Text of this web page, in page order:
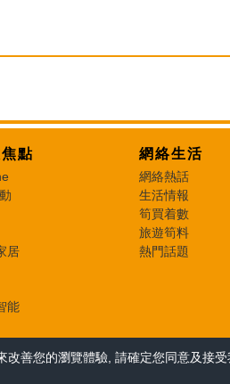
改善您的瀏覽體驗, 請確定您同意及接受
點
居
能
網絡生活
網絡熱話
生活情報
筍買着數
旅遊筍料
熱門話題